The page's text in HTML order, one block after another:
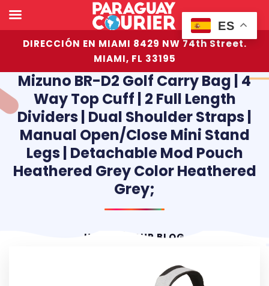
DIRECCIÓN EN MIAMI 8429 NW 74th Street.
MIAMI, FL 33195
Mizuno BR-D2 Golf Carry Bag | 4
Way Top Cuff | 2 Full Length
Dividers | Dual Shoulder Straps |
Manual Open/Close Mini Stand
Legs | Detachable Mod Pouch
Heathered Grey Color Heathered
Grey;
HOME OUR BLOG
ES